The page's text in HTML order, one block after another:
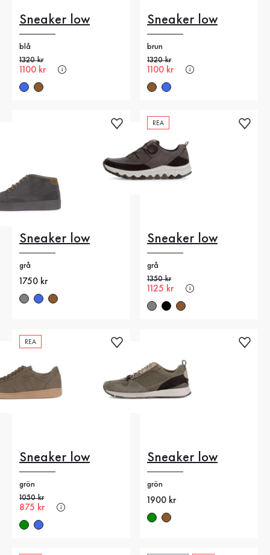
Sneaker low
blå
Gammalt pris
1320 kr
Nytt pris
1100 kr
Sneaker low
brun
Gammalt pris
1320 kr
Nytt pris
1100 kr
Sneaker low
grå
Nytt pris
1750 kr
REA
Sneaker low
grå
Gammalt pris
1350 kr
Nytt pris
1125 kr
REA
Sneaker low
grön
Gammalt pris
1050 kr
Nytt pris
875 kr
Sneaker low
grön
Nytt pris
1900 kr